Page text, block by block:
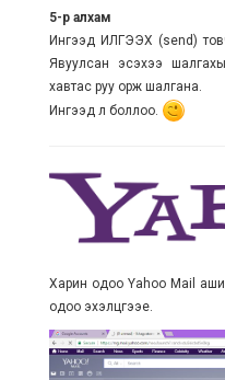
5-р алхам
Ингээд ИЛГЭЭХ (send)
Явуулсан эсэхээ
хавтас руу орж шалгана.
Ингээд л боллоо.
Харин одоо Yahoo Mail
одоо эхэлцгээе.